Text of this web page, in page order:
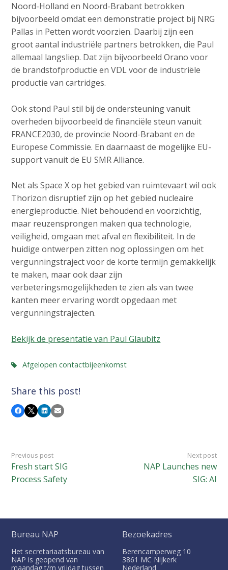
Noord-Holland en Noord-Brabant betrokken
bijvoorbeeld omdat een demonstratie project bij NRG
Pallas in Petten wordt voorzien. Daarbij zijn een
groot aantal industriële partners betrokken, die Paul
allemaal langsliep. Dat zijn bijvoorbeeld Orano voor
de brandstofproductie en VDL voor de industriële
productie van cartridges.
Ook stond Paul stil bij de ondersteuning vanuit
overheden bijvoorbeeld de financiële steun vanuit
FRANCE2030, de provincie Noord-Brabant en de
Europese Commissie. En daarnaast de mogelijke EU-
support vanuit de EU SMR Alliance.
Net als Space X op het gebied van ruimtevaart wil ook
Thorizon disruptief zijn op het gebied nucleaire
energieproductie. Niet behoudend en voorzichtig,
maar reuzensprongen maken qua technologie,
veiligheid, omgaan met afval en flexibiliteit. In de
huidige ontwerpen zitten nog oplossingen om het
vergunningstraject voor de korte termijn gemakkelijk
te maken, maar ook daar zijn
verbeteringsmogelijkheden te zien als van twee
kanten meer ervaring wordt opgedaan met
vergunningstrajecten.
Bekijk de presentatie van Paul Glaubitz
Afgelopen contactbijeenkomst
Share this post!
Facebook
X LinkedIn
Email
Previous post
Fresh start SIG
Process Safety
Next post
NAP Launches new
SIG: AI
Bureau NAP
Het secretariaatsbureau van
NAP is geopend van
maandag t/m vrijdag tussen
Bezoekadres
Berencamperweg 10
3861 MC Nijkerk
Nederland